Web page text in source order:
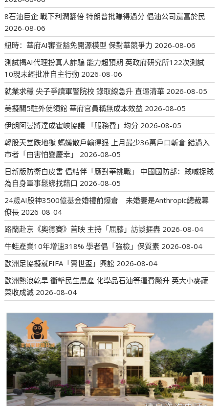
8石油巨企 戰下利潤翻倍 特朗普批賺得過分 倡油公司還富於民
2026-08-06
紐時：華府AI審查豁免開源模型 保對華競爭力 2026-08-06
測試揭AI代理扮真人詐騙 能力超預期 英政府研究所122次測試
10現未經批准自主行動 2026-08-06
就業求穩 尖子爭讀軍警院校 錄取線急升 直逼清華 2026-08-05
美擬關5駐外使領館 華府官員稱無成本效益 2026-08-05
伊朗阿曼將達成霍峽協議 「服務費」均分 2026-08-05
韓股天堂跌地獄 螞蟻散戶輸得狠 上月最少36萬戶口斬倉 錯過入
市者「由害怕變慶幸」
2026-08-05
日新版防衛白皮書 倡結伴「應對華挑戰」 中國國防部：賊喊捉賊
為自身軍事鬆綁找藉口 2026-08-05
24歲AI股神3500億基金婚禮前爆倉 未婚妻是Anthropic總裁幕
僚長 2026-08-04
路蘭赴京《奧德賽》首映 主持「屈膝」訪談捱轟 2026-08-04
牛蛙產業10年增速318% 學者倡「強檢」保質素 2026-08-04
歐洲足協擬就FIFA「賣世盃」興訟 2026-08-04
歐洲熱浪乾旱 衝擊民生農產 化學品石油等運費飈升 英大小麥蔬
菜收成減 2026-08-04